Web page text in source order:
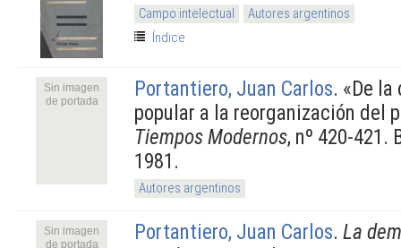
Campo intelectual
Autores argentinos
Índice
Sin imagen
de portada
Portantiero, Juan Carlos. «De
popular a la reorganización del
Tiempos Modernos, nº 420-421.
1981.
Autores argentinos
Sin imagen
de portada
Portantiero, Juan Carlos. La